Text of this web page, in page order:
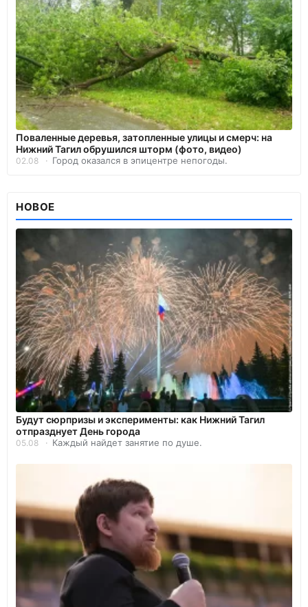
Поваленные деревья, затопленные улицы и смерч: на
Нижний Тагил обрушился шторм (фото, видео)
02.08 Город оказался в эпицентре непогоды.
НОВОЕ
Будут сюрпризы и эксперименты: как Нижний Тагил
отпразднует День города
05.08 Каждый найдет занятие по душе.